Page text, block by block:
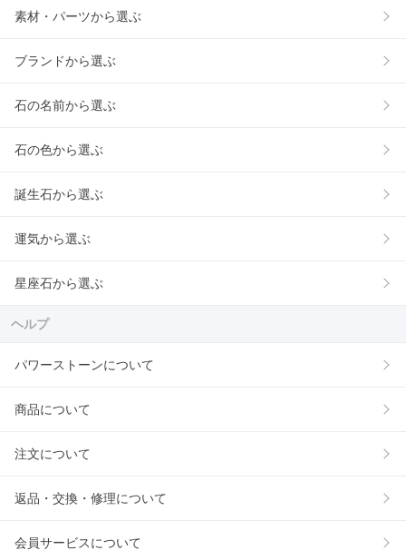
素材・パーツから選ぶ
ブランドから選ぶ
石の名前から選ぶ
石の色から選ぶ
誕生石から選ぶ
運気から選ぶ
星座石から選ぶ
ヘルプ
パワーストーンについて
商品について
注文について
返品・交換・修理について
会員サービスについて